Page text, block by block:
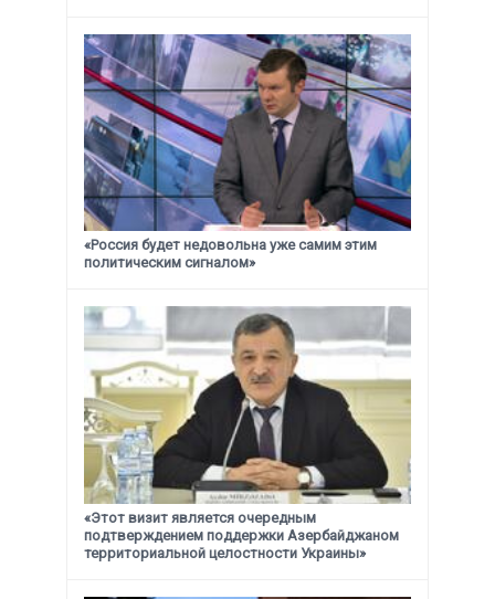
«Россия будет недовольна уже самим этим
политическим сигналом»
«Этот визит является очередным
подтверждением поддержки Азербайджаном
территориальной целостности Украины»